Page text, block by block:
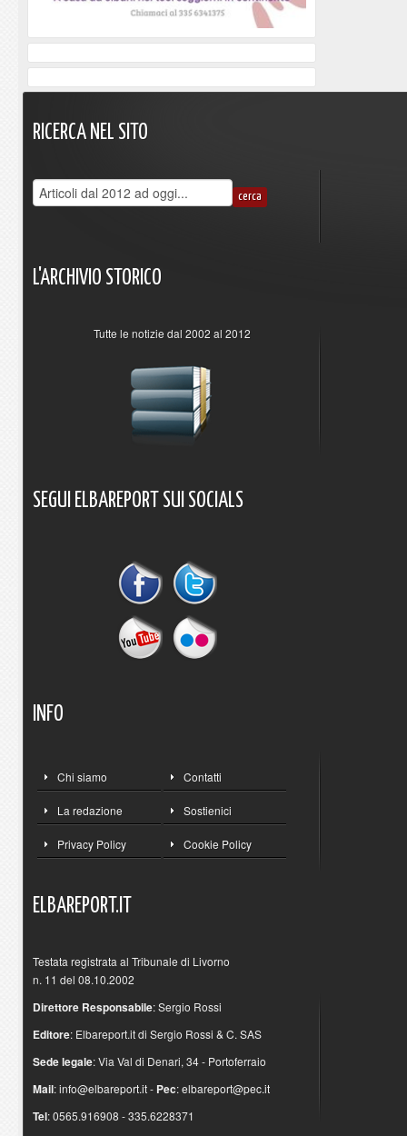
RICERCA NEL SITO
L'ARCHIVIO STORICO
Tutte le notizie dal 2002 al 2012
SEGUI ELBAREPORT SUI SOCIALS
INFO
Chi siamo Contatti
La redazione Sostienici
Privacy Policy Cookie Policy
ELBAREPORT.IT
Testata registrata al Tribunale di Livorno
n. 11 del 08.10.2002
Direttore Responsabile: Sergio Rossi
Editore: Elbareport.it di Sergio Rossi & C. SAS
Sede legale: Via Val di Denari, 34 - Portoferraio
Mail:info@elbareport.it- Pec:elbareport@pec.it
Tel: 0565.916908 - 335.6228371